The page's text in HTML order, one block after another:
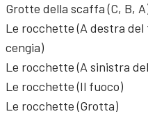
Grotte della scaffa (C, B,
Le rocchette (A destra del
cengia)
Le rocchette (A sinistra
Le rocchette (Il fuoco)
Le rocchette (Grotta)